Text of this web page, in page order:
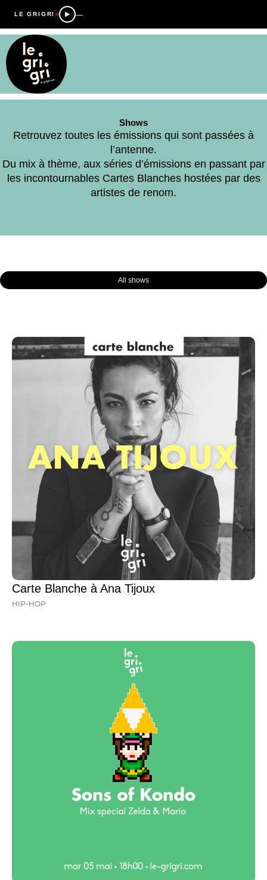
LE GRIGRI —
Shows
Retrouvez toutes les émissions qui sont passées à
l’antenne.
Du mix à thème, aux séries d’émissions en passant par
les incontournables Cartes Blanches hostées par des
artistes de renom.
All shows
Carte Blanche à Ana Tijoux
HIP-HOP
Page Page